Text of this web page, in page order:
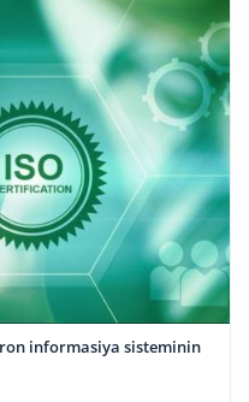
informasiya sisteminin